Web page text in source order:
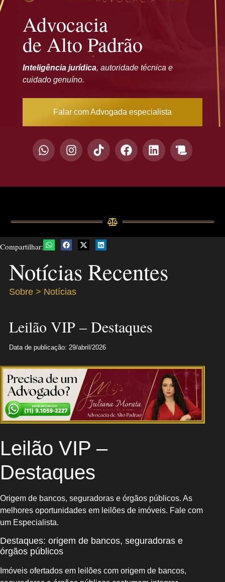
Advocacia
de Alto Padrão
Inteligência jurídica, autoridade técnica e
cuidado genuíno.
Falar com Advogada especialista
Compartilhar:
Notícias Recentes
Sobre > Notícias
Leilão VIP – Destaques
Data de publicação: 29/abril/2026
Leilão VIP –
Destaques
Origem de bancos, seguradoras e órgãos públicos. As
melhores oportunidades em leilões de imóveis. Fale com
um Especialista.
Destaques: origem de bancos, seguradoras e
órgãos públicos
Imóveis ofertados em leilões com origem de bancos,